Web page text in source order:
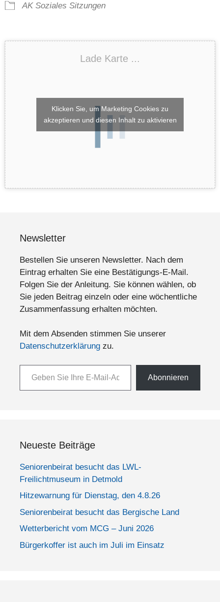
AK Soziales Sitzungen
Lade Karte ...
Klicken Sie, um Marketing Cookies zu
akzeptieren und diesen Inhalt zu aktivieren
Newsletter
Bestellen Sie unseren Newsletter. Nach dem
Eintrag erhalten Sie eine Bestätigungs-E-Mail.
Folgen Sie der Anleitung. Sie können wählen, ob
Sie jeden Beitrag einzeln oder eine wöchentliche
Zusammenfassung erhalten möchten.
Mit dem Absenden stimmen Sie unserer
Datenschutzerklärung zu.
Geben Sie Ihre E-Mail-Adresse ein ...
Abonnieren
Neueste Beiträge
Seniorenbeirat besucht das LWL-
Freilichtmuseum in Detmold
Hitzewarnung für Dienstag, den 4.8.26
Seniorenbeirat besucht das Bergische Land
Wetterbericht vom MCG – Juni 2026
Bürgerkoffer ist auch im Juli im Einsatz